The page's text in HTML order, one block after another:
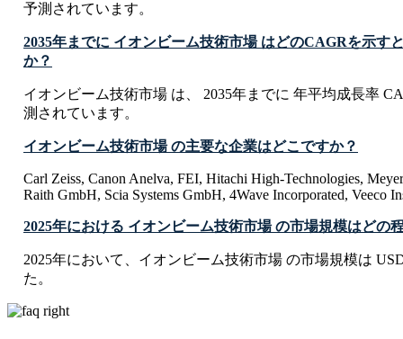
予測されています。
2035年までに イオンビーム技術市場 はどのCAGRを示す
か？
イオンビーム技術市場 は、 2035年までに 年平均成長率
測されています。
イオンビーム技術市場 の主要な企業はどこですか？
Carl Zeiss, Canon Anelva, FEI, Hitachi High-Technologies,
Raith GmbH, Scia Systems GmbH, 4Wave Incorporated, Veeco
2025年における イオンビーム技術市場 の市場規模はどの
2025年において、イオンビーム技術市場 の市場規模は
た。